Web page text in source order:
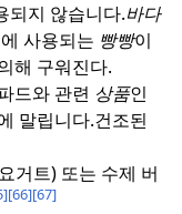
되지 않습니다.바다
사용되는 빵빵이
해 구워진다.
드와 관련 상품인
말립니다.건조된
거트) 또는 수제 버
[66][67]